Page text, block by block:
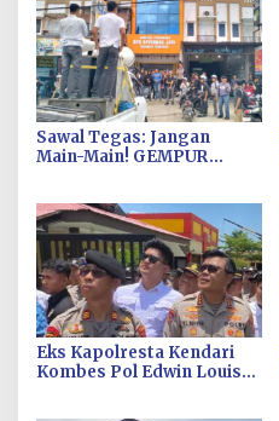
Sawal Tegas: Jangan
Main-Main! GEMPUR
Eks Kapolresta Kendari
Kombes Pol Edwin Louis